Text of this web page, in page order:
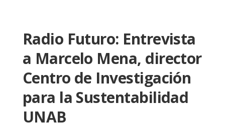
Radio Futuro: Entrevista
a Marcelo Mena, director
Centro de Investigación
para la Sustentabilidad
UNAB